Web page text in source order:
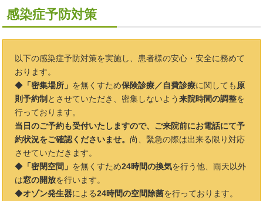
感染症予防対策
以下の感染症予防対策を実施し、患者様の安心・安全に務めて
おります。
◆ 「密集場所」 を無くすため保険診療／自費診療に関しても原
則予約制 とさせていただき、密集しないよう来院時間の調整を
行っております。
当日のご予約も受付いたしますので、ご来院前にお電話にて予
約状況をご確認くださいませ。 尚、緊急の際は出来る限り対応
させていただきます。
◆ 「密閉空間」 を無くすため24時間の換気を行う他、雨天以外
は窓の開放を行います。
◆オゾン発生器による24時間の空間除菌を行っております。